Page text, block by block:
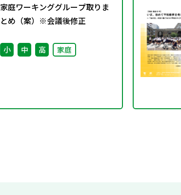
家庭ワーキンググループ取りま
とめ（案）※会議後修正
小 中 高 家庭